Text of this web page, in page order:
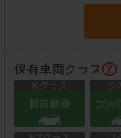
保有車両クラス